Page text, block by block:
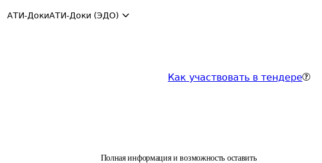
АТИ-ДокиАТИ-Доки (ЭДО)
Как участвовать в тендере
Полная информация и возможность оставить